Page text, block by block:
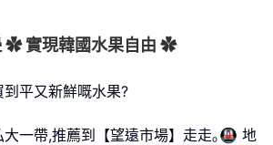
✿ 實現韓國水果自由 ✿
平又新鮮嘅水果?
大一帶,推薦到【望遠市場】走走｡🚇 地